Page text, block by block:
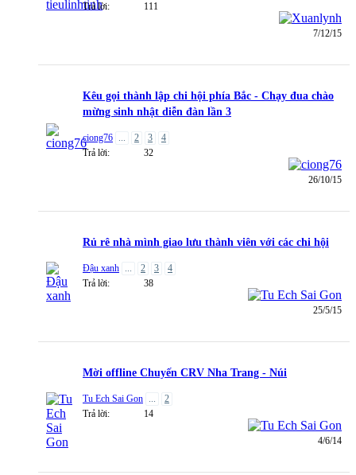
Trả lời:
111
7/12/15
Kêu gọi thành lập chi hội phía Bắc - Chạy đua chào
mừng sinh nhật diễn đàn lần 3
ciong76 ... 2 3
4
Trả lời:
32
26/10/15
Rủ rê nhà mình giao lưu thành viên với các chi hội
Đậu xanh ... 2 3
4
Trả lời:
38
25/5/15
Mời offline Chuyến CRV Nha Trang - Núi
Tu Ech Sai Gon ...
2
Trả lời:
14
4/6/14